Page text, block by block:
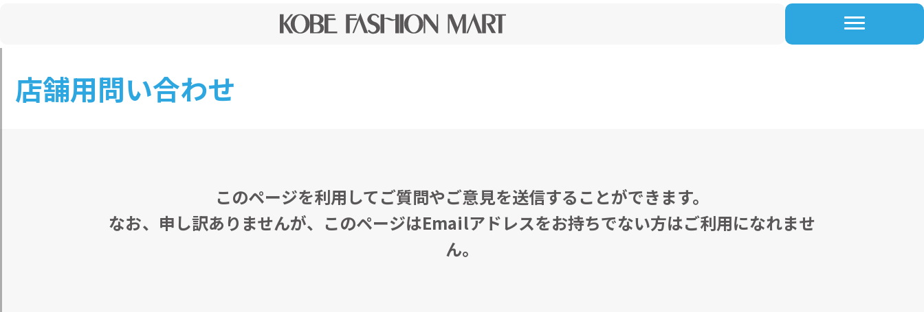
店舗用問い合わせ
このページを利用してご質問やご意見を送信することができます。
なお、申し訳ありませんが、このページはEmailアドレスをお持ちでない方はご利用になれませ
ん。